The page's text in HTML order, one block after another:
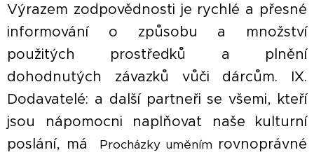
Výrazem zodpovědnosti je rychlé a přesné
informování o způsobu a množství
použitých prostředků a plnění
dohodnutých závazků vůči dárcům. IX.
Dodavatelé: a další partneři se všemi, kteří
jsou nápomocni naplňovat naše kulturní
poslání, má
Procházky uměním rovnoprávné